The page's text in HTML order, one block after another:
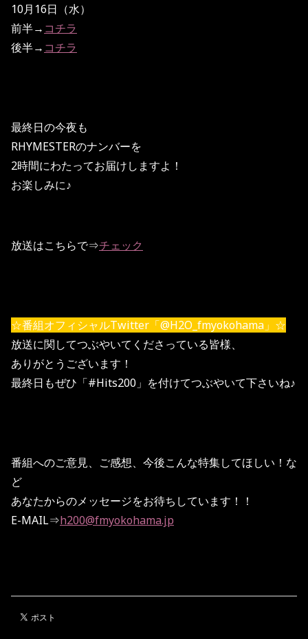
10月16日（水）
前半→ コチラ
後半→ コチラ
最終日の今夜も
RHYMESTERのナンバーを
2時間にわたってお届けしますよ！
お楽しみに♪
放送はこちらで⇒チェック
☆番組オフィシャルTwitter「@H2O_fmyokohama」☆
放送に関してつぶやいてくださっている皆様、
ありがとうございます！
最終日もぜひ「#Hits200」を付けてつぶやいて下さいね♪
番組へのご意見、ご感想、今後こんな特集してほしい！な
ど
あなたからのメッセージをお待ちしています！！
E-MAIL⇒h200@fmyokohama.jp